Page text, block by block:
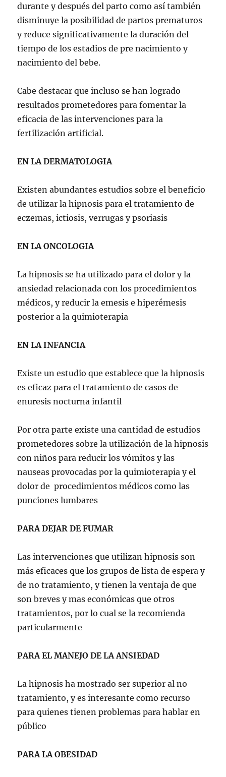
durante y después del parto como así también
disminuye la posibilidad de partos prematuros
y reduce significativamente la duración del
tiempo de los estadios de pre nacimiento y
nacimiento del bebe.
Cabe destacar que incluso se han logrado
resultados prometedores para fomentar la
eficacia de las intervenciones para la
fertilización artificial.
EN LA DERMATOLOGIA
Existen abundantes estudios sobre el beneficio
de utilizar la hipnosis para el tratamiento de
eczemas, ictiosis, verrugas y psoriasis
EN LA ONCOLOGIA
La hipnosis se ha utilizado para el dolor y la
ansiedad relacionada con los procedimientos
médicos, y reducir la emesis e hiperémesis
posterior a la quimioterapia
EN LA INFANCIA
Existe un estudio que establece que la hipnosis
es eficaz para el tratamiento de casos de
enuresis nocturna infantil
Por otra parte existe una cantidad de estudios
prometedores sobre la utilización de la hipnosis
con niños para reducir los vómitos y las
nauseas provocadas por la quimioterapia y el
dolor de procedimientos médicos como las
punciones lumbares
PARA DEJAR DE FUMAR
Las intervenciones que utilizan hipnosis son
más eficaces que los grupos de lista de espera y
de no tratamiento, y tienen la ventaja de que
son breves y mas económicas que otros
tratamientos, por lo cual se la recomienda
particularmente
PARA EL MANEJO DE LA ANSIEDAD
La hipnosis ha mostrado ser superior al no
tratamiento, y es interesante como recurso
para quienes tienen problemas para hablar en
público
PARA LA OBESIDAD